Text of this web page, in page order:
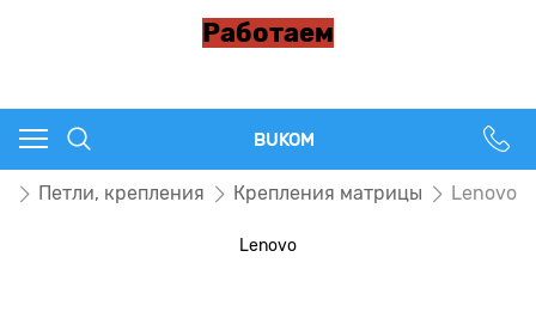
Работаем
BUKOM
Петли, крепления Крепления матрицы Lenovo
Lenovo